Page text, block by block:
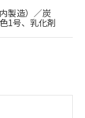
製造）／炭
1号、乳化剤